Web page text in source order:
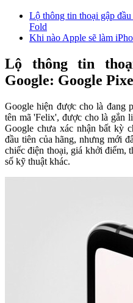
Lộ thông tin thoại gập
Fold
Khi nào Apple sẽ làm
Lộ thông tin
Google: Google
Google hiện được cho là đang
tên mã 'Felix', được cho là gắn
Google chưa xác nhận bất kỳ
đầu tiên của hãng, nhưng mới
chiếc điện thoại, giá khởi điểm,
số kỹ thuật khác.